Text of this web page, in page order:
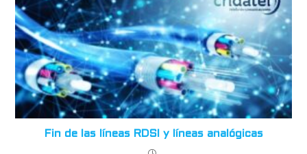
Fin de las líneas RDSI y líneas analógicas